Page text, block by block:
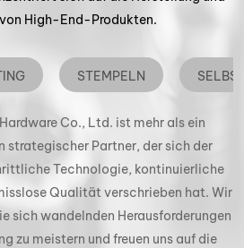
High-End-Produkten.
STEMPELN
Co., Ltd. ist mehr als ein
strategischer Partner, der sich der
Technologie, kontinuierliche
Qualität verschrieben hat. Wir
sich wandelnden Herausforderungen
zu meistern und freuen uns auf die